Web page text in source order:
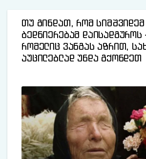
თუ გინდათ, რომ სიმშვიდემ
ბედნიერებამ
რომელიც ვანგას აზრით,
აუცილებლად უნდა გქონდეთ